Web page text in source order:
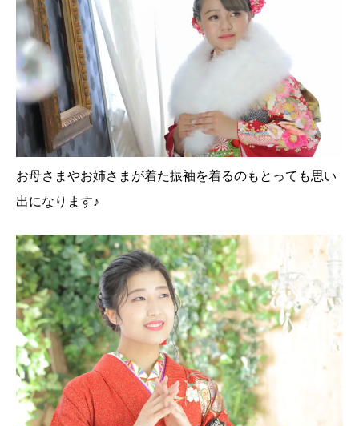
お母さまやお姉さまが着た振袖を着るのもとっても思い
出になります♪